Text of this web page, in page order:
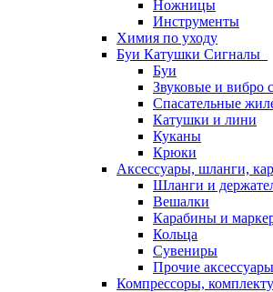
Ножницы
Инструменты
Химия по уходу
Буи Катушки Сигналы
Буи
Звуковые и вибро
Спасательные
Катушки и лини
Куканы
Крюки
Аксессуары, шланги,
Шланги и
Вешалки
Карабины и
Кольца
Сувениры
Прочие аксессуары
Компрессоры,